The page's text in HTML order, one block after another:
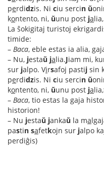
perdidzis. Ni ciu sercin ŭ
kontento, ni, ŭunu post ja
La ŝokigitaj turistoj
timide:
– Baca, eble estas ia alia,
– Nu, jestaŭ jalia.Jiam mi,
sur jalpo. Virsafoj pastij sin
perdidzis. Ni ciu sercin ŭ
kontento, ni, ŭunu post ja
– Baca, tio estas la gaja
historion!
– Nu jestaŭ jankaŭ la ma
pastin safetkojn sur jalpo
perdiĝis)